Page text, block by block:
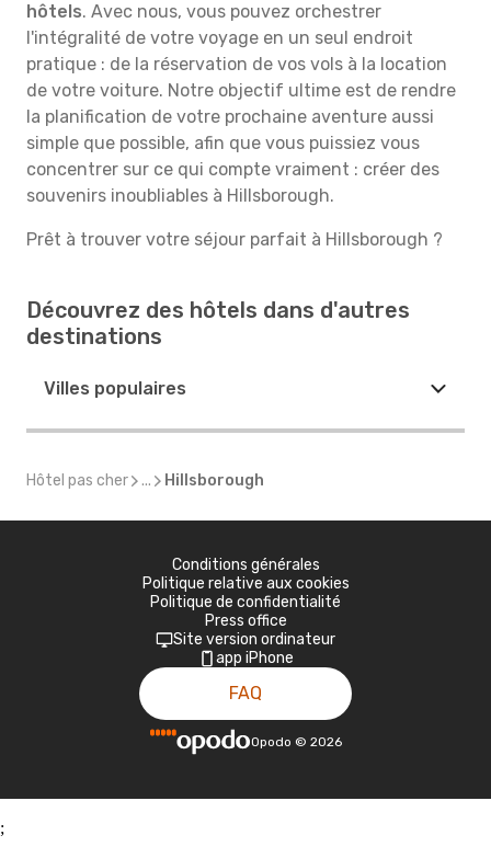
hôtels. Avec nous, vous pouvez orchestrer
l'intégralité de votre voyage en un seul endroit
pratique : de la réservation de vos vols à la location
de votre voiture. Notre objectif ultime est de rendre
la planification de votre prochaine aventure aussi
simple que possible, afin que vous puissiez vous
concentrer sur ce qui compte vraiment : créer des
souvenirs inoubliables à Hillsborough.
Prêt à trouver votre séjour parfait à Hillsborough ?
Découvrez des hôtels dans d'autres
destinations
Villes populaires
Hôtel pas cher ... Hillsborough
Conditions générales
Politique relative aux cookies
Politique de confidentialité
Press office
Site version ordinateur
app iPhone
FAQ
Opodo © 2026
;